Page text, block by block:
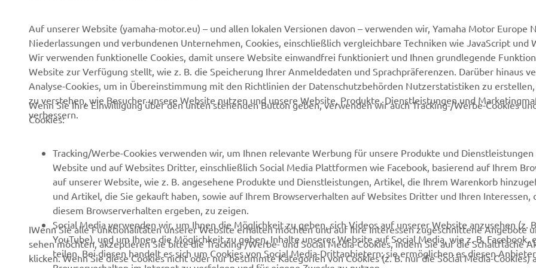
UNTERNEHMEN
Über uns
News
Veranstaltungen
Kataloge
Arbeiten bei Yamaha
Händler werden
Grundlegende
Nachhaltigkeitsrichtlinie
B2B
eBike Antriebe
Behörden
Fahrschulen
Robotics
Partnerschaften
Technische Informationen
für unabhängige
Handelspartner
MEHR YAMAHA
MyYamaha
Yamaha Music
Mobile Applikationen
SUPPORT
Webshop Support
Ersatzteilkatalog
Impressum
Yamaha-Händler finden
Entsorgung von
Auf unserer Website (yamaha-motor.eu) – und allen lokalen Versionen davon – verwenden wir, Yamaha Motor Europe
Niederlassungen und verbundenen Unternehmen, Cookies, einschließlich vergleichbare Techniken wie JavaScript und
Wir verwenden funktionelle Cookies, damit unsere Website einwandfrei funktioniert und Ihnen grundlegende
Website zur Verfügung stellt, wie z. B. die Speicherung Ihrer Anmeldedaten und Sprachpräferenzen. Darüber hinaus
Analyse-Cookies, um in Übereinstimmung mit den Richtlinien der Datenschutzbehörden Nutzerstatistiken zu
zu verstehen, wie Besucher unsere Website nutzen und unsere Website, Produkte, Dienstleistungen und
verbessern.
Wenn Sie Ihre Einwilligung über den unten stehenden Button geben, verwenden wir auch Tracking-/Werbe-Cookies
Cookies:
Tracking/Werbe-Cookies verwenden wir, um Ihnen relevante Werbung für unsere Produkte und
Website und auf Websites Dritter, einschließlich Social Media Plattformen wie Facebook, basierend auf Ihrem
auf unserer Website, wie z. B. angesehene Produkte und Dienstleistungen, Artikel, die Ihrem Warenkorb
und Artikel, die Sie gekauft haben, sowie auf Ihrem Browserverhalten auf Websites Dritter und Ihren Interessen,
diesem Browserverhalten ergeben, zu zeigen.
Social Media verwenden wir, um Ihnen die Möglichkeit zu geben, sich Videos auf unserer Website anzusehen (z.
YouTube), und um Ihnen die Möglichkeit zu geben, Inhalte unserer Website auf Social Media, wie z. B. Facebook,
teilen. Bei diesen handelt es sich um Cookies von Social Media-Drittanbietern; sie ermöglichen es diesen
IWenn Sie alle Funktionalitäten unserer Website erhalten möchten und auf Ihre Interessen zugeschnittene Angebote
sehen möchten, akzeptieren Sie bitte die Tracking-/Werbe- und Social Media-Cookies, indem Sie auf die Schaltfläche
klicken. Wenn Sie diese Cookies nicht oder nur bestimmte Kategorien von Cookies (z. B. nur die Social Media-Cookies)